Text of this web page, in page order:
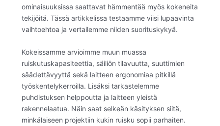
ominaisuuksissa saattavat hämmentää myös kokeneita
tekijöitä. Tässä artikkelissa testaamme viisi lupaavinta
vaihtoehtoa ja vertailemme niiden suorituskykyä.
Kokeissamme arvioimme muun muassa
ruiskutuskapasiteettia, säiliön tilavuutta, suuttimien
säädettävyyttä sekä laitteen ergonomiaa pitkillä
työskentelykerroilla. Lisäksi tarkastelemme
puhdistuksen helppoutta ja laitteen yleistä
rakennelaatua. Näin saat selkeän käsityksen siitä,
minkälaiseen projektiin kukin ruisku sopii parhaiten.